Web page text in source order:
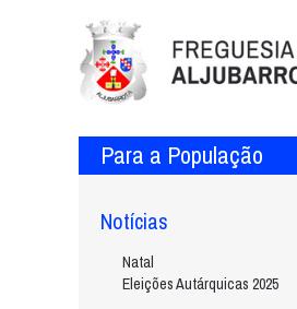
Para a População
Notícias
Natal
Eleições Autárquicas 2025